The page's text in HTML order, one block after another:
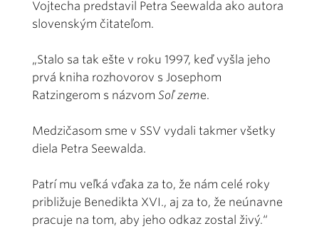
Vojtecha predstavil Petra Seewalda ako autora
slovenským čitateľom.
„Stalo sa tak ešte v roku 1997, keď vyšla jeho
prvá kniha rozhovorov s Josephom
Ratzingerom s názvom Soľ zeme.
Medzičasom sme v SSV vydali takmer všetky
diela Petra Seewalda.
Patrí mu veľká vďaka za to, že nám celé roky
približuje Benedikta XVI., aj za to, že neúnavne
pracuje na tom, aby jeho odkaz zostal živý.“